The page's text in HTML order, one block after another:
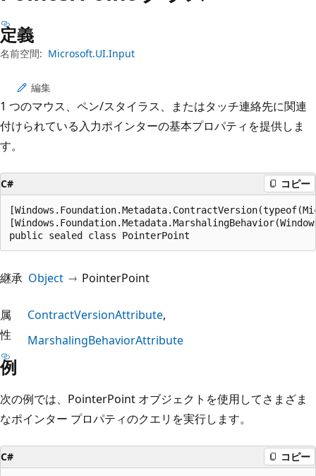
定義
名前空間: Microsoft.UI.Input
編集
1 つのマウス、ペン/スタイラス、またはタッチ連絡先に関連
付けられている入力ポインターの基本プロパティを提供しま
す。
C# コピー
public sealed class PointerPoint
継承 Object PointerPoint
属
性
ContractVersionAttribute
MarshalingBehaviorAttribute
例
次の例では、PointerPoint オブジェクトを使用してさまざま
なポインター プロパティのクエリを実行します。
C# コピー